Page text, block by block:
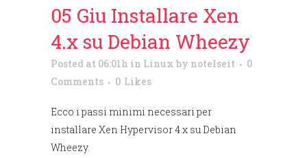
05 Giu Installare Xen
4.x su Debian Wheezy
Posted at 06:01h in Linux by notelseit
0
Comments
0 Likes
Ecco i passi minimi necessari per
installare Xen Hypervisor 4.x su Debian
Wheezy.